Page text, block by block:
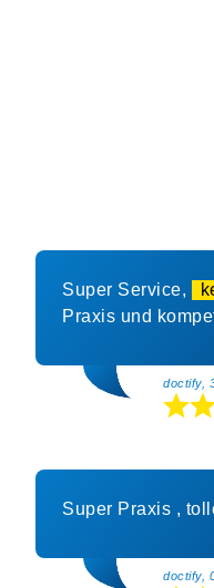
Super Service,
Praxis und
doctify,
Super Praxis ,
doctify,